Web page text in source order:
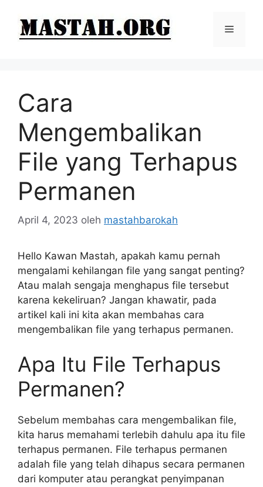
Menu
Cara
Mengembalikan
File yang Terhapus
Permanen
April 4, 2023 oleh mastahbarokah
Hello Kawan Mastah, apakah kamu pernah
mengalami kehilangan file yang sangat penting?
Atau malah sengaja menghapus file tersebut
karena kekeliruan? Jangan khawatir, pada
artikel kali ini kita akan membahas cara
mengembalikan file yang terhapus permanen.
Apa Itu File Terhapus
Permanen?
Sebelum membahas cara mengembalikan file,
kita harus memahami terlebih dahulu apa itu file
terhapus permanen. File terhapus permanen
adalah file yang telah dihapus secara permanen
dari komputer atau perangkat penyimpanan